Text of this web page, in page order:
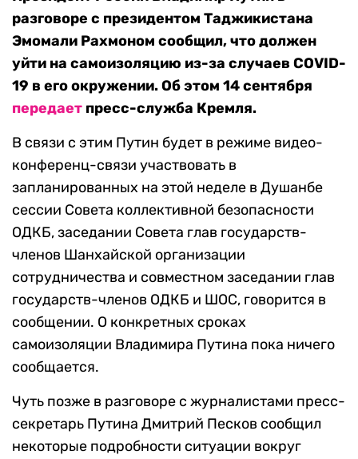
разговоре с президентом Таджикистана
Эмомали Рахмоном сообщил, что должен
уйти на самоизоляцию из-за случаев COVID-
19 в его окружении. Об этом 14 сентября
передает пресс-служба Кремля.
В связи с этим Путин будет в режиме видео-
конференц-связи участвовать в
запланированных на этой неделе в Душанбе
сессии Совета коллективной безопасности
ОДКБ, заседании Совета глав государств-
членов Шанхайской организации
сотрудничества и совместном заседании глав
государств-членов ОДКБ и ШОС, говорится в
сообщении. О конкретных сроках
самоизоляции Владимира Путина пока ничего
сообщается.
Чуть позже в разговоре с журналистами пресс-
секретарь Путина Дмитрий Песков сообщил
некоторые подробности ситуации вокруг